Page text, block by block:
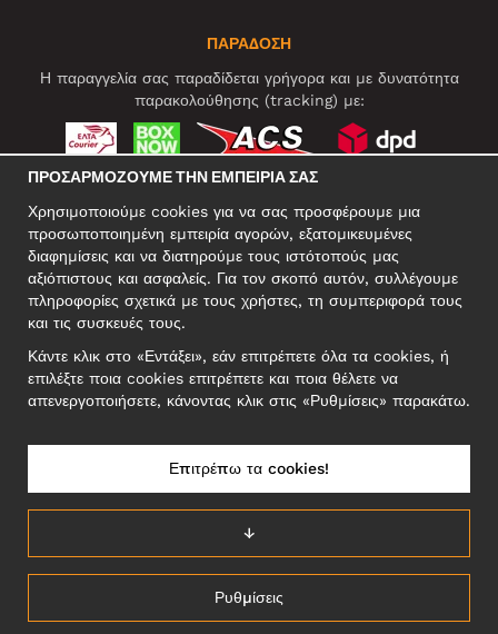
ΠΑΡΑΔΟΣΗ
Η παραγγελία σας παραδίδεται γρήγορα και με δυνατότητα
παρακολούθησης (tracking) με:
ΕΠΑΓΓΕΛΜΑΤΙΚΗ ΔΙΕΥΘΥΝΣΗ
Motley Denim Europe OÜ
Reg: 12356245
ΣΗΜΕΙΩΣΗ! Μη στέλνετε επιστρεφόμενα προϊόντα σε αυτήν τη
ΕΛΛΆΔΑ/ΕΛΛΗΝΙΚΆ
ΠΡΟΣΑΡΜΌΖΟΥΜΕ ΤΗΝ ΕΜΠΕΙΡΊΑ ΣΑΣ
Χρησιμοποιούμε cookies για να σας προσφέρουμε μια
προσωποποιημένη εμπειρία αγορών, εξατομικευμένες
διαφημίσεις και να διατηρούμε τους ιστότοπούς μας
αξιόπιστους και ασφαλείς. Για τον σκοπό αυτόν, συλλέγουμε
πληροφορίες σχετικά με τους χρήστες, τη συμπεριφορά τους
και τις συσκευές τους.
Κάντε κλικ στο «Εντάξει», εάν επιτρέπετε όλα τα cookies, ή
επιλέξτε ποια cookies επιτρέπετε και ποια θέλετε να
απενεργοποιήσετε, κάνοντας κλικ στις «Ρυθμίσεις» παρακάτω.
Ρυθμίσεις
↓
Επιτρέπω τα cookies!